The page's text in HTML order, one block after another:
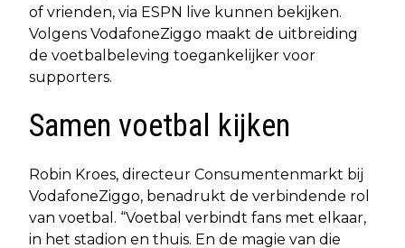
of vrienden, via ESPN live kunnen bekijken.
Volgens VodafoneZiggo maakt de uitbreiding
de voetbalbeleving toegankelijker voor
supporters.
Samen voetbal kijken
Robin Kroes, directeur Consumentenmarkt bij
VodafoneZiggo, benadrukt de verbindende rol
van voetbal. “Voetbal verbindt fans met elkaar,
in het stadion en thuis. En de magie van die